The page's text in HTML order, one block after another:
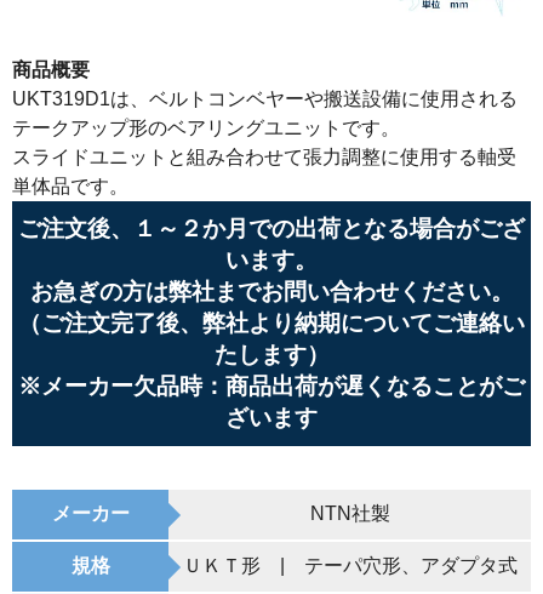
商品概要
UKT319D1は、ベルトコンベヤーや搬送設備に使用される
テークアップ形のベアリングユニットです。
スライドユニットと組み合わせて張力調整に使用する軸受
単体品です。
ご注文後、１～２か月での出荷となる場合がござ
います。
お急ぎの方は弊社までお問い合わせください。
（ご注文完了後、弊社より納期についてご連絡い
たします）
※メーカー欠品時：商品出荷が遅くなることがご
ざいます
メーカー NTN社製
規格 ＵＫＴ形 | テーパ穴形、アダプタ式